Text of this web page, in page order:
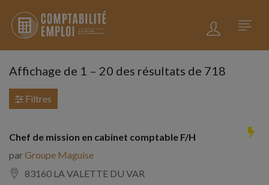
Affichage de 1 – 20 des résultats de 718
Filtres
Chef de mission en cabinet comptable F/H
parGroupe Maguise
83160 LA VALETTE DU VAR